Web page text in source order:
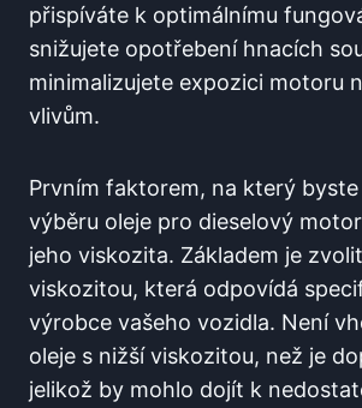
přispíváte k optimálnímu
snižujete opotřebení hnacích
minimalizujete expozici motoru
vlivům.
Prvním faktorem, na který
výběru oleje pro dieselový
jeho viskozita. Základem je
viskozitou, která odpovídá
výrobce vašeho vozidla. Není
oleje s nižší viskozitou, než je
jelikož by mohlo dojít k